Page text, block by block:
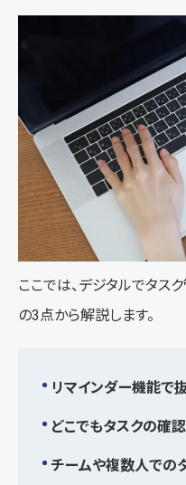
ここでは、デジタルでタス
の3点から解説します。
リマインダー機能で
どこでもタスクの確
チームや複数人での